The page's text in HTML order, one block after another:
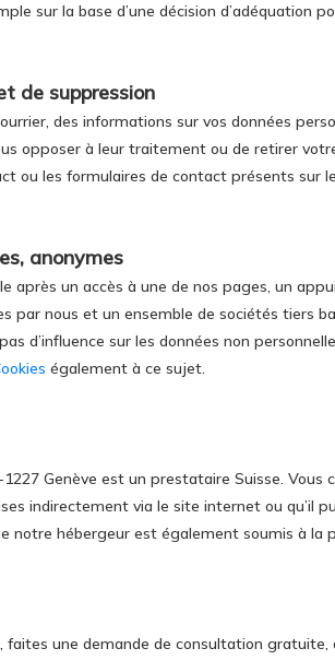
sur la base d’une décision d’adéquation
de suppression
des informations sur vos données
opposer à leur traitement ou de retirer
ou les formulaires de contact présents sur
anonymes
un accès à une de nos pages, un
nous et un ensemble de sociétés tiers
d’influence sur les données non
également à ce sujet.
Genève est un prestataire Suisse.
indirectement via le site internet ou qu’il
notre hébergeur est également soumis à la
une demande de consultation